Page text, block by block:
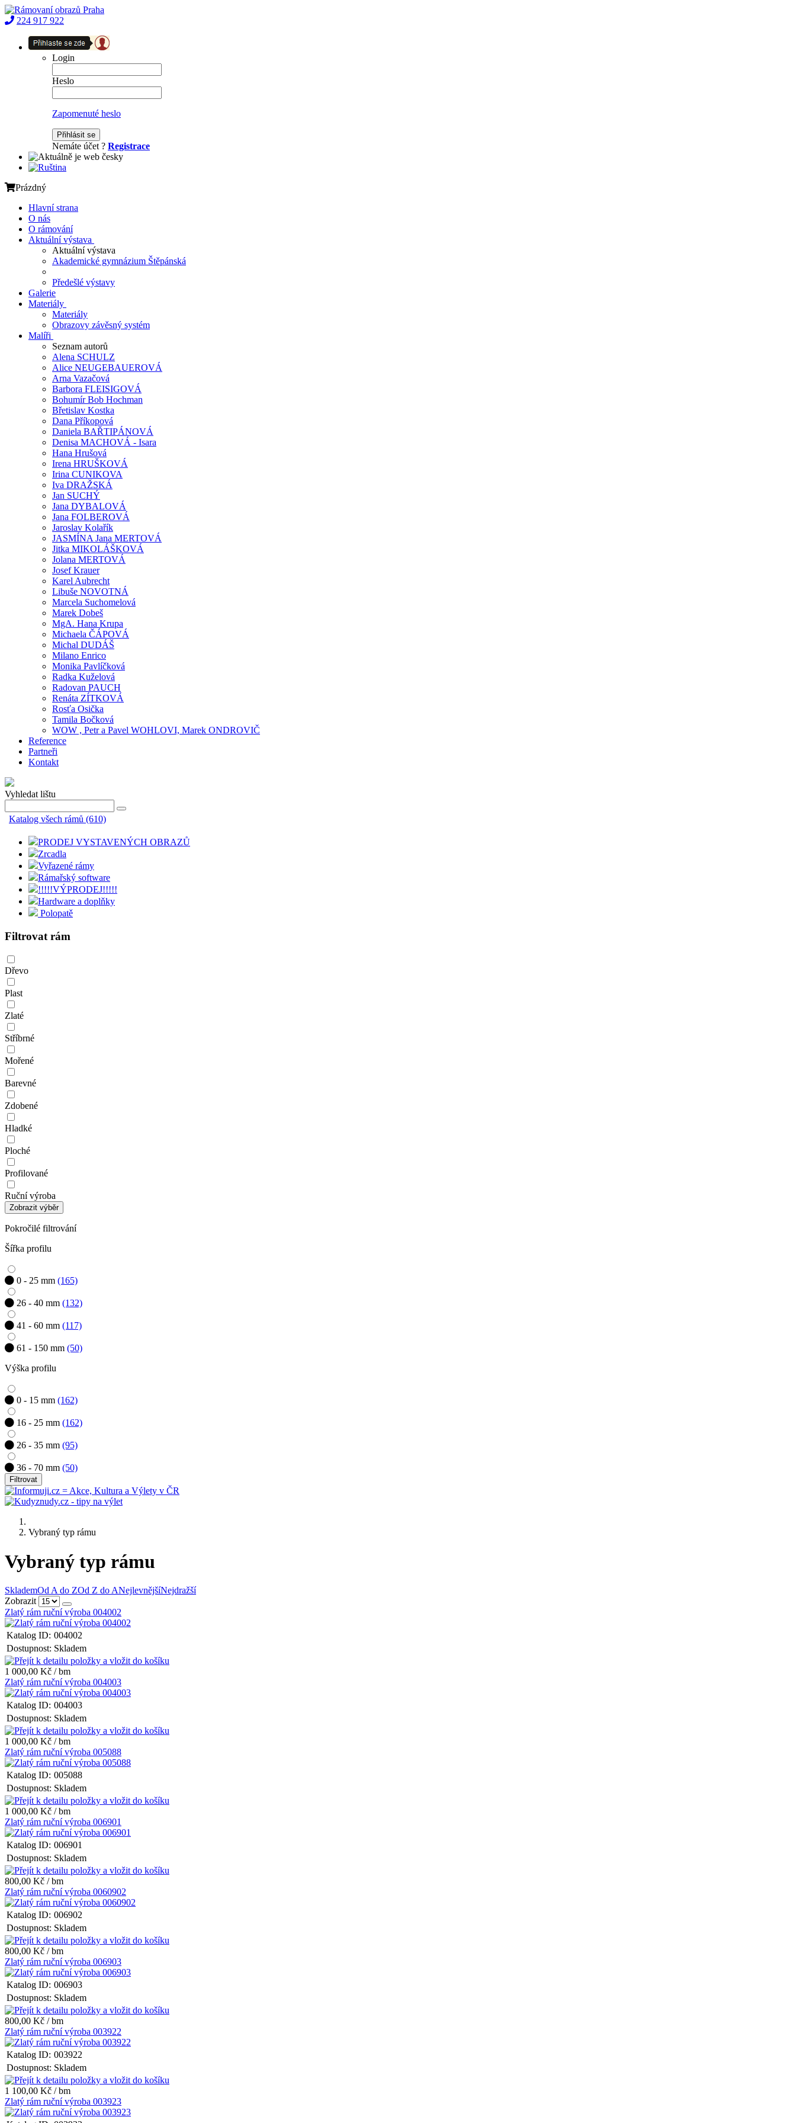
224 917 922
Login
Heslo
Zapomenuté heslo
Přihlásit se
Nemáte účet ? Registrace
Prázdný
Hlavní strana
O nás
O rámování
Aktuální výstava
Aktuální výstava
Akademické gymnázium Štěpánská
Předešlé výstavy
Galerie
Materiály
Materiály
Obrazovy závěsný systém
Malíři
Seznam autorů
Alena SCHULZ
Alice NEUGEBAUEROVÁ
Arna Vazačová
Barbora FLEISIGOVÁ
Bohumír Bob Hochman
Břetislav Kostka
Dana Příkopová
Daniela BAŘTIPÁNOVÁ
Denisa MACHOVÁ - Isara
Hana Hrušová
Irena HRUŠKOVÁ
Irina CUNIKOVA
Iva DRAŽSKÁ
Jan SUCHÝ
Jana DYBALOVÁ
Jana FOLBEROVÁ
Jaroslav Kolařík
JASMÍNA Jana MERTOVÁ
Jitka MIKOLÁŠKOVÁ
Jolana MERTOVÁ
Josef Krauer
Karel Aubrecht
Libuše NOVOTNÁ
Marcela Suchomelová
Marek Dobeš
MgA. Hana Krupa
Michaela ČÁPOVÁ
Michal DUDÁŠ
Milano Enrico
Monika Pavlíčková
Radka Kuželová
Radovan PAUCH
Renáta ZÍTKOVÁ
Rosťa Osička
Tamila Bočková
WOW , Petr a Pavel WOHLOVI, Marek ONDROVIČ
Reference
Partneři
Kontakt
Vyhledat lištu
Katalog všech rámů (610)
PRODEJ VYSTAVENÝCH OBRAZŮ
Zrcadla
Vyřazené rámy
Rámařský software
!!!!!VÝPRODEJ!!!!!
Hardware a doplňky
Polopatě
Filtrovat rám
Dřevo
Plast
Zlaté
Stříbrné
Mořené
Barevné
Zdobené
Hladké
Ploché
Profilované
Ruční výroba
Zobrazit výběr
Pokročilé filtrování
Šířka profilu
0 - 25 mm (165)
26 - 40 mm (132)
41 - 60 mm (117)
61 - 150 mm (50)
Výška profilu
0 - 15 mm (162)
16 - 25 mm (162)
26 - 35 mm (95)
36 - 70 mm (50)
Filtrovat
Vybraný typ rámu
Vybraný typ rámu
SklademOd A do ZOd Z do ANejlevnějšíNejdražší
Zobrazit
Zlatý rám ruční výroba 004002
Katalog ID: 004002
Dostupnost: Skladem
1 000,00 Kč / bm
Zlatý rám ruční výroba 004003
Katalog ID: 004003
Dostupnost: Skladem
1 000,00 Kč / bm
Zlatý rám ruční výroba 005088
Katalog ID: 005088
Dostupnost: Skladem
1 000,00 Kč / bm
Zlatý rám ruční výroba 006901
Katalog ID: 006901
Dostupnost: Skladem
800,00 Kč / bm
Zlatý rám ruční výroba 0060902
Katalog ID: 006902
Dostupnost: Skladem
800,00 Kč / bm
Zlatý rám ruční výroba 006903
Katalog ID: 006903
Dostupnost: Skladem
800,00 Kč / bm
Zlatý rám ruční výroba 003922
Katalog ID: 003922
Dostupnost: Skladem
1 100,00 Kč / bm
Zlatý rám ruční výroba 003923